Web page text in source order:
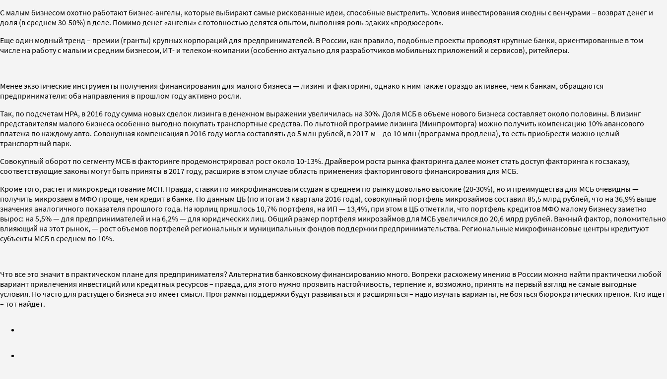
С малым бизнесом охотно работают бизнес-ангелы, которые выбирают самые рискованные идеи, способные выстрелить. Условия инвестирования сходны с венчурами – возврат денег и
доля (в среднем 30-50%) в деле. Помимо денег «ангелы» с готовностью делятся опытом, выполняя роль эдаких «продюсеров».
Еще один модный тренд – премии (гранты) крупных корпораций для предпринимателей. В России, как правило, подобные проекты проводят крупные банки, ориентированные в том
числе на работу с малым и средним бизнесом, ИТ- и телеком-компании (особенно актуально для разработчиков мобильных приложений и сервисов), ритейлеры.
Менее экзотические инструменты получения финансирования для малого бизнеса — лизинг и факторинг, однако к ним также гораздо активнее, чем к банкам, обращаются
предприниматели: оба направления в прошлом году активно росли.
Так, по подсчетам НРА, в 2016 году сумма новых сделок лизинга в денежном выражении увеличилась на 30%. Доля МСБ в объеме нового бизнеса составляет около половины. В лизинг
представителям малого бизнеса особенно выгодно покупать транспортные средства. По льготной программе лизинга (Минпромторга) можно получить компенсацию 10% авансового
платежа по каждому авто. Совокупная компенсация в 2016 году могла составлять до 5 млн рублей, в 2017-м – до 10 млн (программа продлена), то есть приобрести можно целый
транспортный парк.
Совокупный оборот по сегменту МСБ в факторинге продемонстрировал рост около 10-13%. Драйвером роста рынка факторинга далее может стать доступ факторинга к госзаказу,
соответствующие законы могут быть приняты в 2017 году, расширив в этом случае область применения факторингового финансирования для МСБ.
Кроме того, растет и микрокредитование МСП. Правда, ставки по микрофинансовым ссудам в среднем по рынку довольно высокие (20-30%), но и преимущества для МСБ очевидны —
получить микрозаем в МФО проще, чем кредит в банке. По данным ЦБ (по итогам 3 квартала 2016 года), совокупный портфель микрозаймов составил 85,5 млрд рублей, что на 36,9% выше
значения аналогичного показателя прошлого года. На юрлиц пришлось 10,7% портфеля, на ИП — 13,4%, при этом в ЦБ отметили, что портфель кредитов МФО малому бизнесу заметно
вырос: на 5,5% — для предпринимателей и на 6,2% — для юридических лиц. Общий размер портфеля микрозаймов для МСБ увеличился до 20,6 млрд рублей. Важный фактор, положительно
влияющий на этот рынок, — рост объемов портфелей региональных и муниципальных фондов поддержки предпринимательства. Региональные микрофинансовые центры кредитуют
субъекты МСБ в среднем по 10%.
Что все это значит в практическом плане для предпринимателя? Альтернатив банковскому финансированию много. Вопреки расхожему мнению в России можно найти практически любой
вариант привлечения инвестиций или кредитных ресурсов – правда, для этого нужно проявить настойчивость, терпение и, возможно, принять на первый взгляд не самые выгодные
условия. Но часто для растущего бизнеса это имеет смысл. Программы поддержки будут развиваться и расширяться – надо изучать варианты, не бояться бюрократических препон. Кто ищет
– тот найдет.